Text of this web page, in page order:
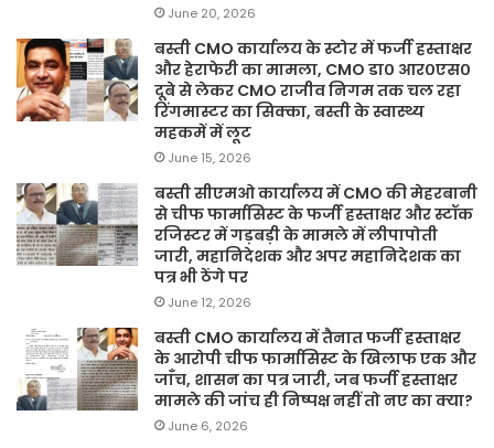
June 20, 2026
बस्ती CMO कार्यालय के स्टोर में फर्जी हस्ताक्षर
और हेराफेरी का मामला, CMO डा० आर०एस०
दूबे से लेकर CMO राजीव निगम तक चल रहा
रिंगमास्टर का सिक्का, बस्ती के स्वास्थ्य
महकमें में लूट
June 15, 2026
बस्ती सीएमओ कार्यालय में CMO की मेहरबानी
से चीफ फार्मासिस्ट के फर्जी हस्ताक्षर और स्टॉक
रजिस्टर में गड़बड़ी के मामले में लीपापोती
जारी, महानिदेशक और अपर महानिदेशक का
पत्र भी ठेंगे पर
June 12, 2026
बस्ती CMO कार्यालय में तैनात फर्जी हस्ताक्षर
के आरोपी चीफ फार्मासिस्ट के खिलाफ एक और
जाँच, शासन का पत्र जारी, जब फर्जी हस्ताक्षर
मामले की जांच ही निष्पक्ष नहीं तो नए का क्या?
June 6, 2026